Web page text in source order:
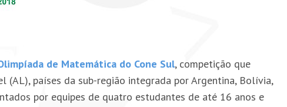
de Matemática do Cone Sul, competição que
(AL), países da sub-região integrada por Argentina, Bolívia,
por equipes de quatro estudantes de até 16 anos e